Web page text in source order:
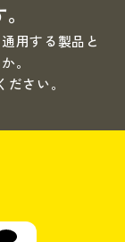
用する製品と
。
さい。